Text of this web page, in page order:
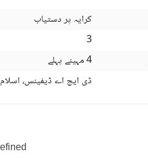
کرایہ پر دستیاب
3
4 مہینے پہلے
ڈی ایچ اے ڈیفینس، اسلام